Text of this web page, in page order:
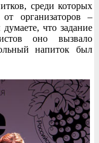
среди которых
организаторов –
что задание
оно вызвало
напиток был